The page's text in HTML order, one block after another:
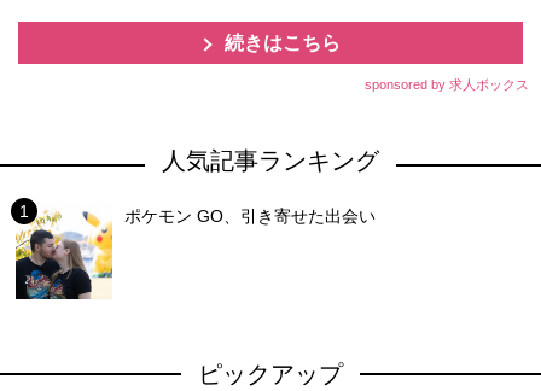
続きはこちら
sponsored by 求人ボックス
人気記事ランキング
ポケモン GO、引き寄せた出会い
ピックアップ